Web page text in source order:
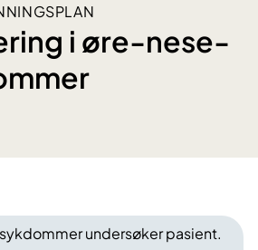
i øre-nese-